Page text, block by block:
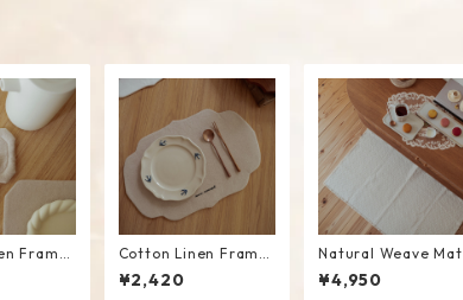
Frame
Cotton Linen Frame
Placemat #Beige
¥2,420
Natural Weave Mat
¥4,950